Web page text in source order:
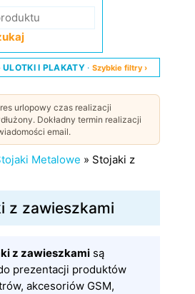
ULOTKI I PLAKATY Szybkie filtry ›
urlopowy czas realizacji
Dokładny termin realizacji
email.
Metalowe » Stojaki z
z zawieszkami
z zawieszkami są
prezentacji produktów
akcesoriów GSM,